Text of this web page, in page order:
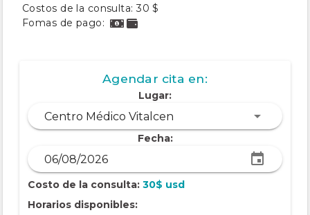
Costos de la consulta: 30 $
Fomas de pago:
Agendar cita en:
Lugar:
Centro Médico Vitalcen
Fecha:
Costo de la consulta: 30$ usd
Horarios disponibles: